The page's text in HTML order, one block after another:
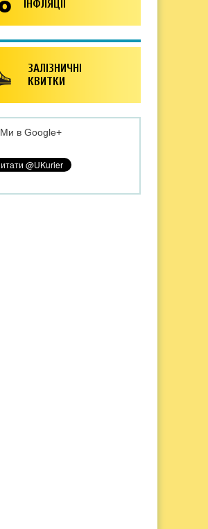
ІНФЛЯЦІЇ
ЗАЛІЗНИЧНІ
КВИТКИ
Ми в Google+